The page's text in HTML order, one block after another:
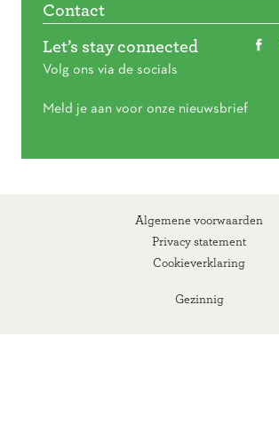
Contact
Let’s stay connected
Volg ons via de socials
Meld je aan voor onze nieuwsbrief
Gezinnig
Algemene voorwaarden
Privacy statement
Cookieverklaring